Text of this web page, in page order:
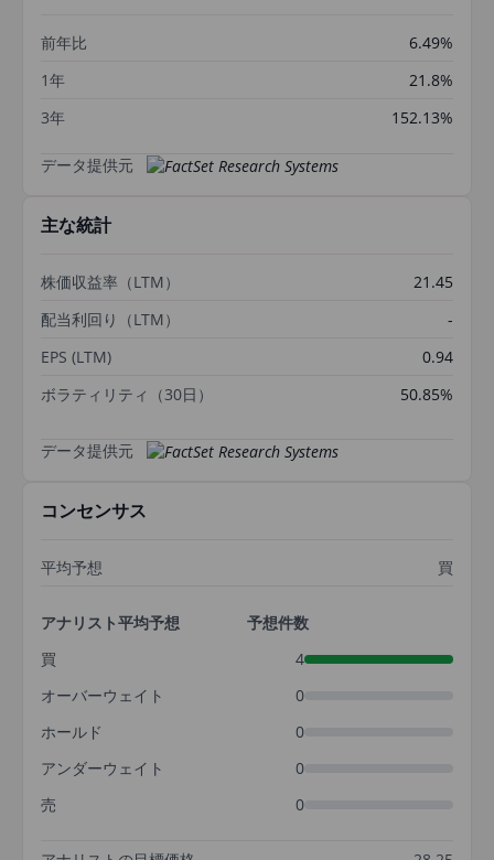
前年比
6.49%
1年
21.8%
3年
152.13%
データ提供元
主な統計
株価収益率（LTM）
21.45
配当利回り（LTM）
-
EPS (LTM)
0.94
ボラティリティ（30日）
50.85%
データ提供元
コンセンサス
平均予想 買
アナリスト平均予想
予想件数
買
4
オーバーウェイト
0
ホールド
0
アンダーウェイト
0
売
0